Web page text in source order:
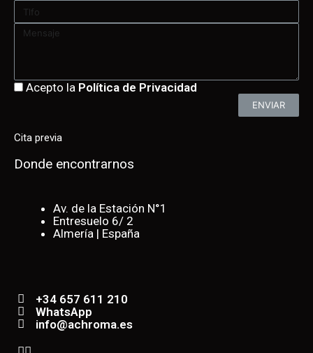
Acepto la Política de Privacidad
ENVIAR
Cita previa
Donde encontrarnos
Av. de la Estación N°1
Entresuelo 6/ 2
Almería | España
+34 657 611 210
WhatsApp
info@achroma.es